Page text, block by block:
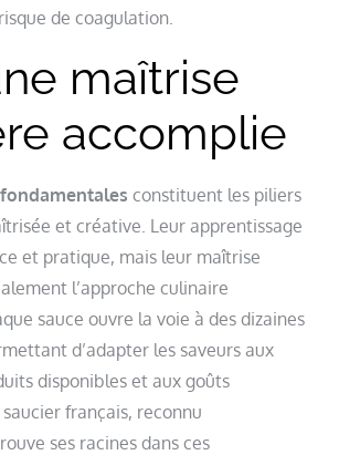
de coagulation.
maîtrise
accomplie
constituent les piliers
et créative. Leur apprentissage
et pratique, mais leur maîtrise
l’approche culinaire
sauce ouvre la voie à des dizaines
d’adapter les saveurs aux
disponibles et aux goûts
saucier français, reconnu
ses racines dans ces